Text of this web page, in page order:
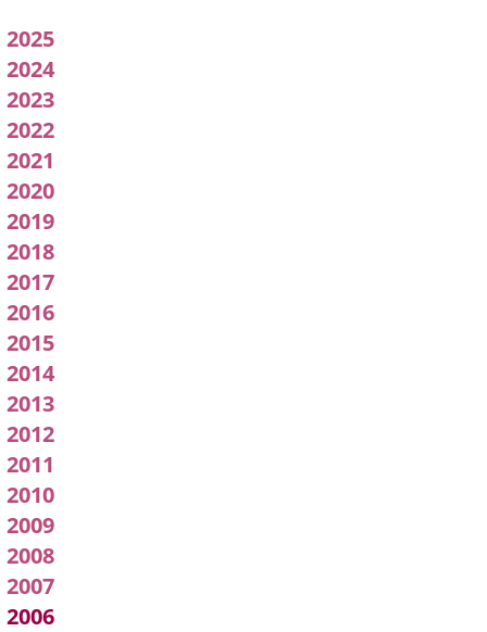
2025
2024
2023
2022
2021
2020
2019
2018
2017
2016
2015
2014
2013
2012
2011
2010
2009
2008
2007
2006